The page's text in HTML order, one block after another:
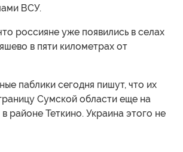
ВСУ.
россияне уже появились в селах
в пяти километрах от
паблики сегодня пишут, что их
Сумской области еще на
районе Теткино. Украина этого не